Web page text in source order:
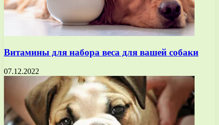
Витамины для набора веса для вашей собаки
07.12.2022